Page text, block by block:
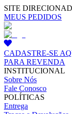
SITE
MEUS PEDIDOS
CADASTRE-SE
PARA REVENDA
INSTITUCIONAL
Sobre Nós
Fale Conosco
POLÍTICAS
Entrega